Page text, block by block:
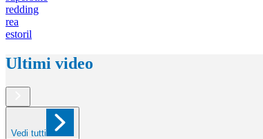
redding
rea
estoril
Ultimi video
Vedi tutti